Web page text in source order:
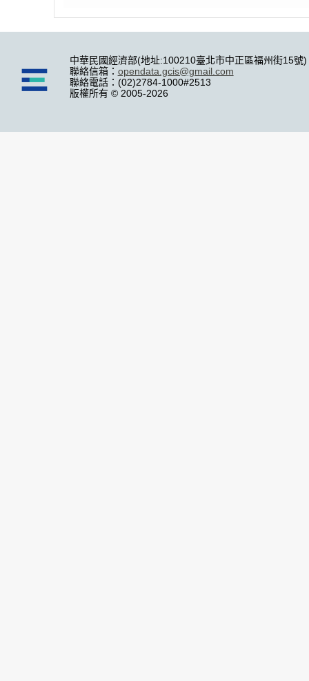
中華民國經濟部(地址:100210臺北市中正區福州街15號)
聯絡信箱： opendata.gcis@gmail.com
聯絡電話：(02)2784-1000#2513
版權所有 © 2005-2026